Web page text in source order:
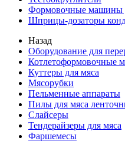
Формовочные машины
Шприцы-дозаторы
Назад
Оборудование для
Котлетоформовочные
Куттеры для мяса
Мясорубки
Пельменные аппараты
Пилы для мяса
Слайсеры
Тендерайзеры для мяса
Фаршемесы